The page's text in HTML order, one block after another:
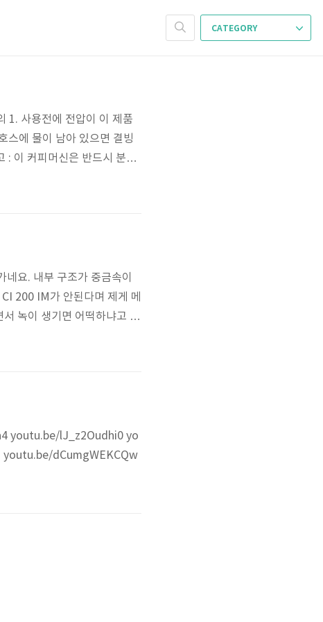
CATEGORY
1. 사용전에 전압이 이 제품
스에 물이 남아 있으면 결빙
: 이 커피머신은 반드시 분쇄
우유 스팀이나 차 만들 수
요. 내부 구조가 중금속이
200 IM가 안된다며 제게 메
녹이 생기면 어떡하냐고 하
용하셔도 되고요. 나사가
youtu.be/lJ_z2Oudhi0 yo
youtu.be/dCumgWEKCQw